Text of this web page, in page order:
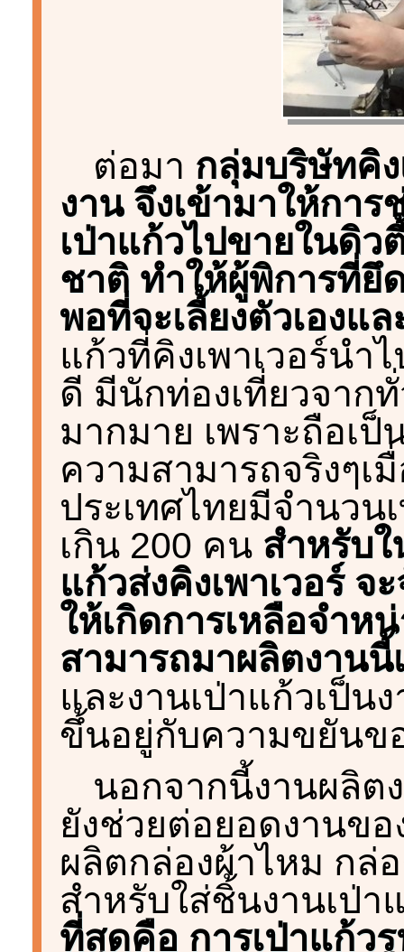
ต่อมา กลุ่มบริษัทคิง
งาน จึงเข้ามาให้กา
เป่าแก้วไปขายในดิ
ชาติ ทำให้ผู้พิการที่ยึ
พอที่จะเลี้ยงตัวเองแ
แก้วที่คิงเพาเวอร์นำ
ดี มีนักท่องเที่ยวจาก
มากมาย เพราะถือเ
ความสามารถจริงๆเ
ประเทศไทยมีจำนวน
เกิน 200 คน สำหรับ
แก้วส่งคิงเพาเวอร์ จ
ให้เกิดการเหลือจำห
สามารถมาผลิตงานนี้
และงานเป่าแก้วเป็น
ขึ้นอยู่กับความขยันข
นอกจากนี้งานผลิต
ยังช่วยต่อยอดงานข
ผลิตกล่องผ้าไหม กล่
สำหรับใส่ชิ้นงานเป่า
ที่สุดคือ การเป่าแก้ว